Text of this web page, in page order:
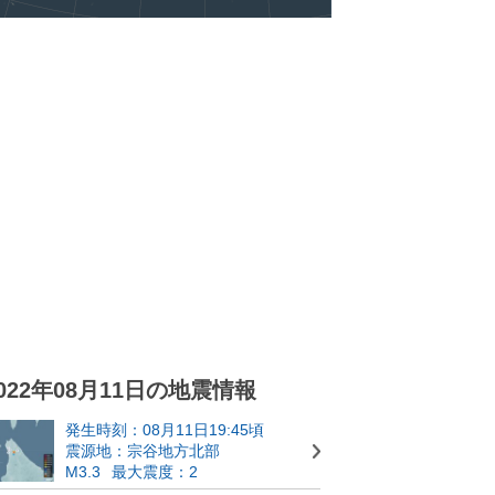
年08月11日の地震情報
発生時刻：08月11日19:45頃
震源地：宗谷地方北部
M3.3
最大震度：2